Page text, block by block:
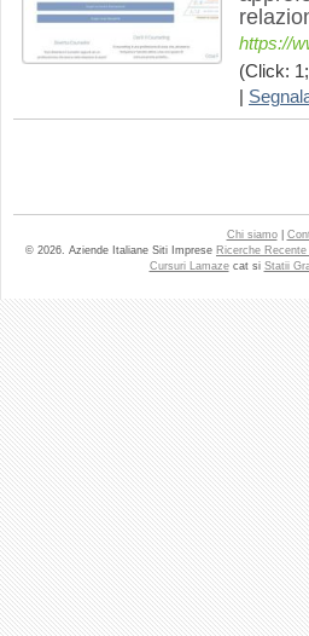
https://
(Click:
Chi siamo|
© 2026. Aziende Italiane Siti Imprese Ricerche Recente
Cursuri Lamazecat si Statii